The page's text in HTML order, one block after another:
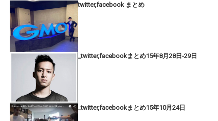
twitter,facebook まとめ
_twitter,facebookまとめ15年8月28日-29日
_twitter,facebookまとめ15年10月24日